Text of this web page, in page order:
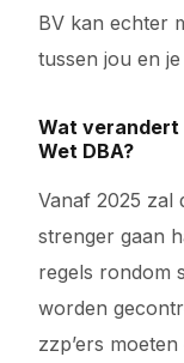
BV kan echter
tussen jou en
Wat verandert
Wet DBA?
Vanaf 2025 zal
strenger gaan
regels rondom
worden
zzp’ers